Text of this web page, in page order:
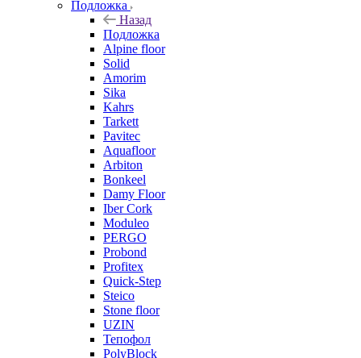
Подложка
Назад
Подложка
Alpine floor
Solid
Amorim
Sika
Kahrs
Tarkett
Pavitec
Aquafloor
Arbiton
Bonkeel
Damy Floor
Iber Cork
Moduleo
PERGO
Probond
Profitex
Quick-Step
Steico
Stone floor
UZIN
Тепофол
PolyBlock